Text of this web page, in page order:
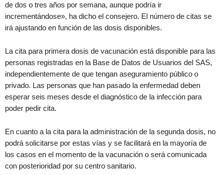
de dos o tres años por semana, aunque podría ir
incrementándose», ha dicho el consejero. El número de citas se
irá ajustando en función de las dosis disponibles.
La cita para primera dosis de vacunación está disponible para las
personas registradas en la Base de Datos de Usuarios del SAS,
independientemente de que tengan aseguramiento público o
privado. Las personas que han pasado la enfermedad deben
esperar seis meses desde el diagnóstico de la infección para
poder pedir cita.
En cuanto a la cita para la administración de la segunda dosis, no
podrá solicitarse por estas vías y se facilitará en la mayoría de
los casos en el momento de la vacunación o será comunicada
con posterioridad por su centro sanitario.